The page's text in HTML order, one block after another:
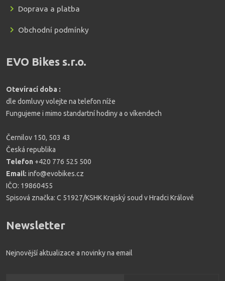
Doprava a platba
Obchodní podmínky
EVO Bikes s.r.o.
Otevírací doba :
dle domluvy volejte na telefon níže
Fungujeme i mimo standartní hodiny a o víkendech
Černilov 150, 503 43
Česká republika
Telefon +420 776 525 500
Email: info@evobikes.cz
IČO: 19860455
Spisová značka: C 51927/KSHK Krajský soud v Hradci Králové
Newsletter
Nejnovější aktualizace a novinky na email